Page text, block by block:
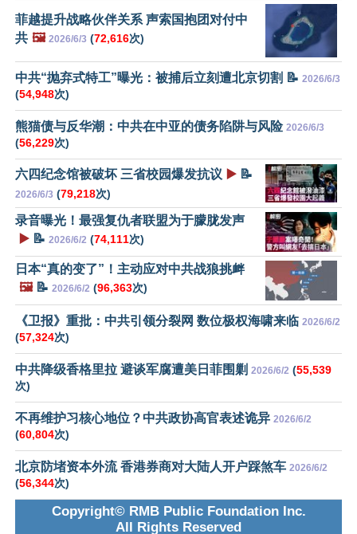
菲越提升战略伙伴关系 声索国抱团对付中
共 🖼️ 2026/6/3 (72,616次)
中共“抛弃式特工”曝光：被捕后立刻遭北京切割 📝 2026/6/3
(54,948次)
熊猫债与反华潮：中共在中亚的债务陷阱与风险 2026/6/3
(56,229次)
六四纪念馆被破坏 三省校园爆发抗议 ▶️ 📝
2026/6/3 (79,218次)
录音曝光！最强复仇者联盟为于朦胧发声
▶️ 📝 2026/6/2 (74,111次)
日本“真的变了”！主动应对中共战狼挑衅
🖼️📝 2026/6/2 (96,363次)
《卫报》重批：中共引领分裂网 数位极权海啸来临 2026/6/2
(57,324次)
中共降级香格里拉 避谈军腐遭美日菲围剿 2026/6/2 (55,539
次)
不再维护习核心地位？中共政协高官表述诡异 2026/6/2
(60,804次)
北京防堵资本外流 香港券商对大陆人开户踩煞车 2026/6/2
(56,344次)
Copyright© RMB Public Foundation Inc.
All Rights Reserved